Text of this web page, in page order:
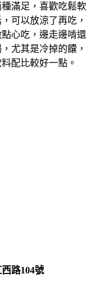
滿足，喜歡吃鬆軟
可以放涼了再吃，
心吃，邊走邊啃還
尤其是冷掉的饢，
配比較好一點。
路104號